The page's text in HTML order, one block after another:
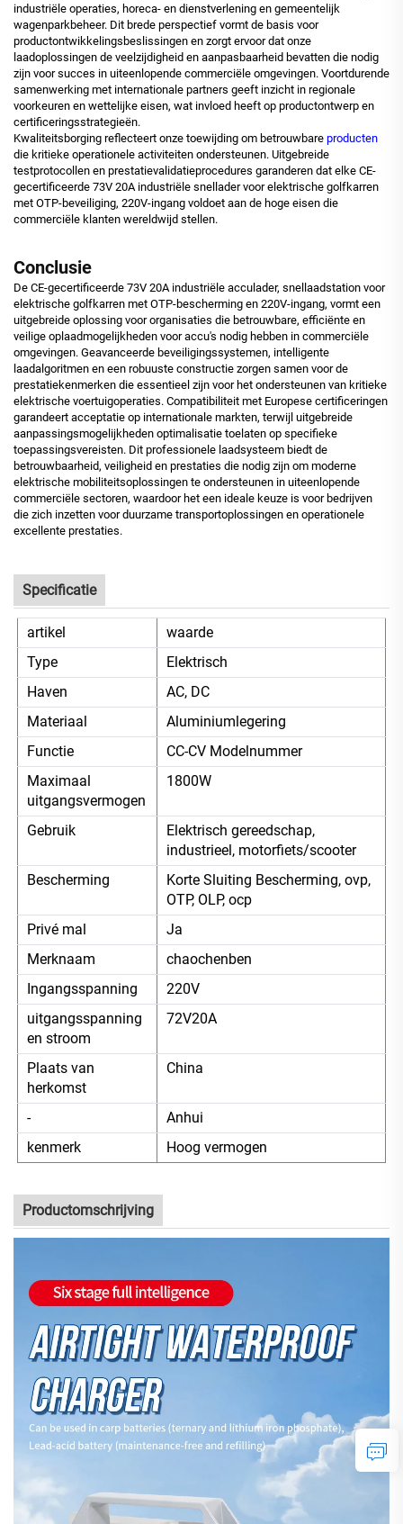
industriële operaties, horeca- en dienstverlening en gemeentelijk
wagenparkbeheer. Dit brede perspectief vormt de basis voor
productontwikkelingsbeslissingen en zorgt ervoor dat onze
laadoplossingen de veelzijdigheid en aanpasbaarheid bevatten die nodig
zijn voor succes in uiteenlopende commerciële omgevingen. Voortdurende
samenwerking met internationale partners geeft inzicht in regionale
voorkeuren en wettelijke eisen, wat invloed heeft op productontwerp en
certificeringsstrategieën.
Kwaliteitsborging reflecteert onze toewijding om betrouwbare producten
die kritieke operationele activiteiten ondersteunen. Uitgebreide
testprotocollen en prestatievalidatieprocedures garanderen dat elke CE-
gecertificeerde 73V 20A industriële snellader voor elektrische golfkarren
met OTP-beveiliging, 220V-ingang voldoet aan de hoge eisen die
commerciële klanten wereldwijd stellen.
Conclusie
De CE-gecertificeerde 73V 20A industriële acculader, snellaadstation voor
elektrische golfkarren met OTP-bescherming en 220V-ingang, vormt een
uitgebreide oplossing voor organisaties die betrouwbare, efficiënte en
veilige oplaadmogelijkheden voor accu's nodig hebben in commerciële
omgevingen. Geavanceerde beveiligingssystemen, intelligente
laadalgoritmen en een robuuste constructie zorgen samen voor de
prestatiekenmerken die essentieel zijn voor het ondersteunen van kritieke
elektrische voertuigoperaties. Compatibiliteit met Europese certificeringen
garandeert acceptatie op internationale markten, terwijl uitgebreide
aanpassingsmogelijkheden optimalisatie toelaten op specifieke
toepassingsvereisten. Dit professionele laadsysteem biedt de
betrouwbaarheid, veiligheid en prestaties die nodig zijn om moderne
elektrische mobiliteitsoplossingen te ondersteunen in uiteenlopende
commerciële sectoren, waardoor het een ideale keuze is voor bedrijven
die zich inzetten voor duurzame transportoplossingen en operationele
excellente prestaties.
Specificatie
artikel
waarde
Type
Elektrisch
Haven
AC, DC
Materiaal
Aluminiumlegering
Functie
CC-CV Modelnummer
Maximaal
uitgangsvermogen
1800W
Gebruik
Elektrisch gereedschap,
industrieel, motorfiets/scooter
Bescherming
Korte Sluiting Bescherming, ovp,
OTP, OLP, ocp
Privé mal
Ja
Merknaam
chaochenben
Ingangsspanning
220V
uitgangsspanning
en stroom
72V20A
Plaats van
herkomst
China
-
Anhui
kenmerk
Hoog vermogen
Productomschrijving